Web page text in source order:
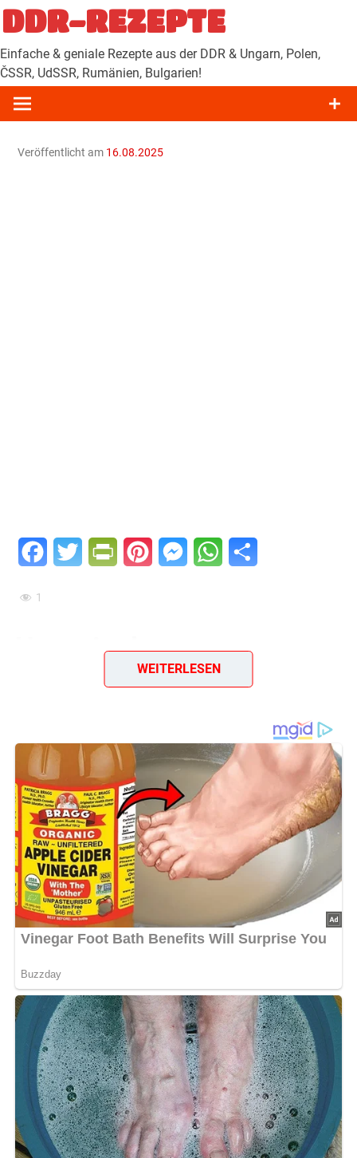
Zum
Inhalt
springen
DDR-REZEPTE
Einfache & geniale Rezepte aus der DDR & Ungarn, Polen,
ČSSR, UdSSR, Rumänien, Bulgarien!
Veröffentlicht am 16.08.2025
FacebookTwitter PrintFriendly
PinterestMessengerWhatsApp
1
Ungarischer
Kartoffelsalat – Würzig
Derungarische Kartoffelsalat
vereint deftige und frische
Zutaten zu einer besonders aromatischen Kombination.
NebenKartoffeln sorgen gebratene ungarische Salami,
PaprikaundZwiebelnfür kräftigen Geschmack, während
Kidneybohnenden Salat noch gehaltvoller machen. Das
Dressing ausFleischbrühe, Essig und Paprikapulver
verleiht dem Gericht die typische ungarische Würze.
Damit sich alle Aromen gut verbinden, sollte der Salat
unbedingt etwa
– so entfaltet er
seinen vollen Geschmack. Er passt perfekt als
Beilagezum Grillabend oder als eigenständiges Gericht,
das auch kalt noch wunderbar schmeckt.
WEITERLESEN